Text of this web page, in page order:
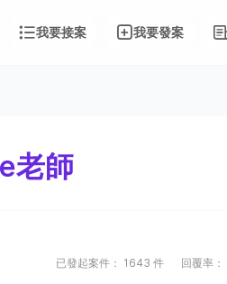
我要接案 我要發案
老師
已發起案件： 1643 件 回覆率：